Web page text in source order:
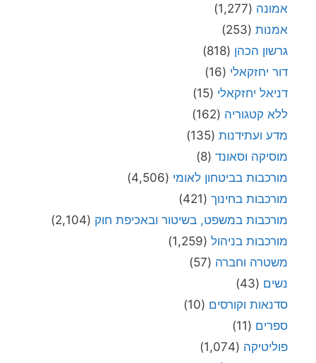
אמונה (1,277)
אמנות (253)
גרשון הכהן (818)
דור יחזקאלי (16)
דניאל יחזקאלי (15)
ללא קטגוריה (162)
מדע ועתידנות (135)
מוסיקה וסאונד (8)
מורכבות בביטחון לאומי (4,506)
מורכבות בחינוך (421)
מורכבות במשפט, בשיטור ובאכיפת חוק (2,104)
מורכבות בניהול (1,259)
משטרה וחברה (57)
נשים (43)
סדנאות וקורסים (10)
ספרים (11)
פוליטיקה (1,074)